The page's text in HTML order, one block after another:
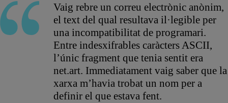
Vaig rebre un correu electrònic anònim,
el text del qual resultava il·legible per
una incompatibilitat de programari.
Entre indesxifrables caràcters ASCII,
l’únic fragment que tenia sentit era
net.art. Immediatament vaig saber que la
xarxa m’havia trobat un nom per a
definir el que estava fent.